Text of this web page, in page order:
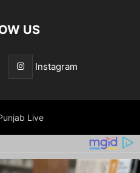
US
Instagram
Live